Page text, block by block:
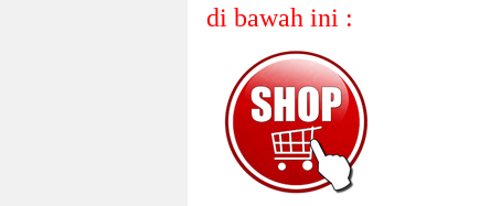
di bawah ini :